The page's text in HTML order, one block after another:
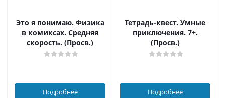
Это я понимаю. Физика
в комиксах. Средняя
скорость. (Просв.)
Подробнее
Тетрадь-квест. Умные
приключения. 7+.
(Просв.)
Подробнее